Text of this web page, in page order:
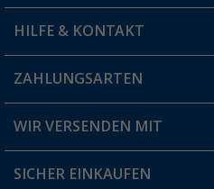
Vorteilskarte
Blog
Jobs & Karriere
HILFE & KONTAKT
FAQ & Kontakt
Versandinformationen
ZAHLUNGSARTEN
WIR VERSENDEN MIT
SICHER EINKAUFEN